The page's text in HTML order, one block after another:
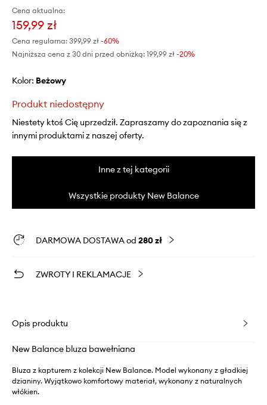
Cena aktualna:
159,99 zł
Cena regularna: 399,99 zł -60%
Najniższa cena z 30 dni przed obniżką: 199,99 zł -20%
Kolor: beżowy
Produkt niedostępny
Niestety ktoś Cię uprzedził. Zapraszamy do zapoznania się z
innymi produktami z naszej oferty.
Inne z tej kategorii
Wszystkie produkty New Balance
DARMOWA DOSTAWA od 280 zł
ZWROTY I REKLAMACJE
Opis produktu
New Balance bluza bawełniana
Bluza z kapturem z kolekcji New Balance. Model wykonany z gładkiej
dzianiny. Wyjątkowo komfortowy materiał, wykonany z naturalnych
włókien.